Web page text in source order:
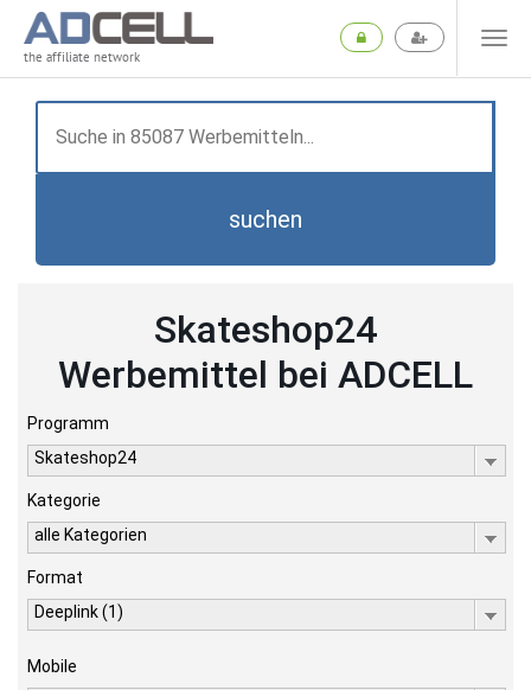
the affiliate network
suchen
Skateshop24
Werbemittel bei ADCELL
Programm
Skateshop24
Kategorie
alle Kategorien
Format
Deeplink (1)
Mobile